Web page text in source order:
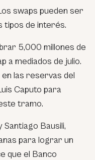
swaps pueden ser
tipos de interés.
5,000 millones de
a mediados de julio.
las reservas del
Caputo para
tramo.
Bausili,
para lograr un
que el Banco